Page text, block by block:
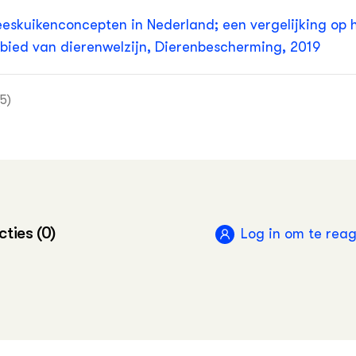
in Nederland; een vergelijking op
van dierenwelzijn, Dierenbescherming, 2019
Animal Protection: beter kippenvlees amper
(0) Log in om te